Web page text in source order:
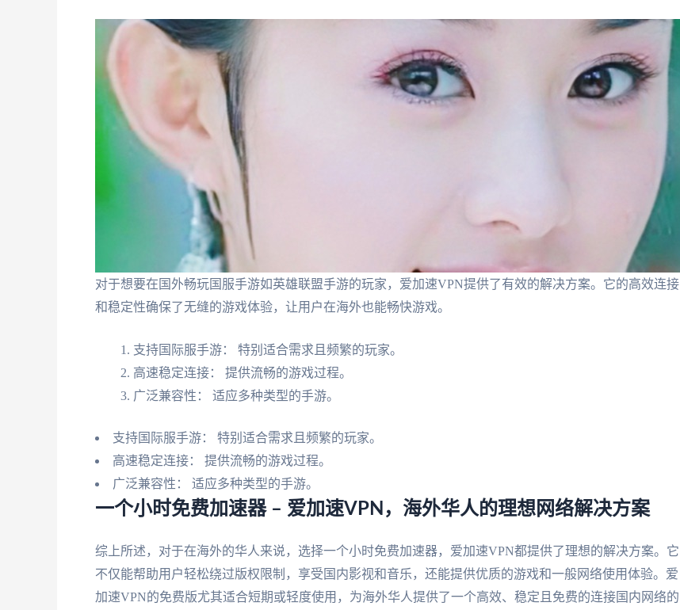
对于想要在国外畅玩国服手游如英雄联盟手游的玩家，爱加速VPN提供了有效的解决方案。它的高效连接
和稳定性确保了无缝的游戏体验，让用户在海外也能畅快游戏。
支持国际服手游： 特别适合需求且频繁的玩家。
高速稳定连接： 提供流畅的游戏过程。
广泛兼容性： 适应多种类型的手游。
支持国际服手游： 特别适合需求且频繁的玩家。
高速稳定连接： 提供流畅的游戏过程。
广泛兼容性： 适应多种类型的手游。
一个小时免费加速器 – 爱加速VPN，海外华人的理想网络解决方案
综上所述，对于在海外的华人来说，选择一个小时免费加速器，爱加速VPN都提供了理想的解决方案。它
不仅能帮助用户轻松绕过版权限制，享受国内影视和音乐，还能提供优质的游戏和一般网络使用体验。爱
加速VPN的免费版尤其适合短期或轻度使用，为海外华人提供了一个高效、稳定且免费的连接国内网络的